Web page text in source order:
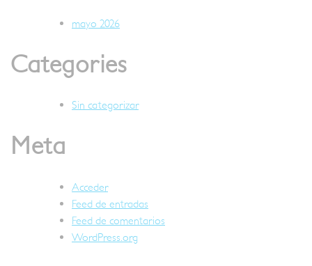
mayo 2026
Categories
Sin categorizar
Meta
Acceder
Feed de entradas
Feed de comentarios
WordPress.org